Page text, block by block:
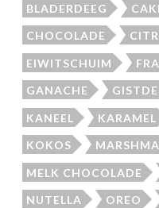
BLADERDEEG
CHOCOLADE
EIWITSCHUIM
GANACHE
KANEEL KARAMEL
KOKOS
MELK CHOCOLADE
NUTELLA OREO